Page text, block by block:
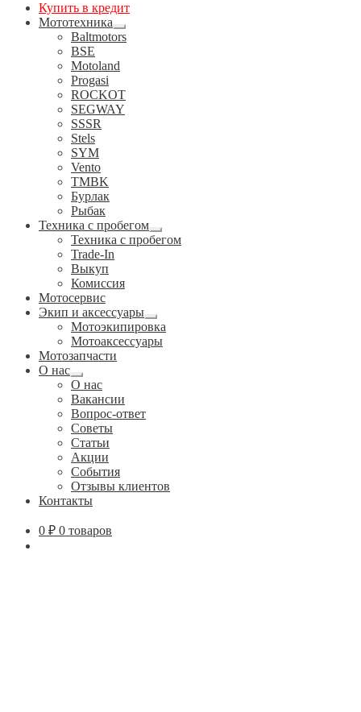
Купить в кредит
Мототехника
Развернутое
вложенное
Baltmotors
BSE
Motoland
Progasi
ROCKOT
SEGWAY
SSSR
Stels
SYM
Vento
TMBK
Бурлак
Рыбак
Техника с пробегом
Развернутое
вложенное
Техника с пробегом
Trade-In
Выкуп
Комиссия
Мотосервис
Экип и аксессуары
Развернутое
вложенное
меню
Мотоэкипировка
Мотоаксессуары
Мотозапчасти
О нас
Развернутое
вложенное
меню
О нас
Вакансии
Вопрос-ответ
Советы
Статьи
Акции
События
Отзывы клиентов
Контакты
0 ₽ 0 товаров